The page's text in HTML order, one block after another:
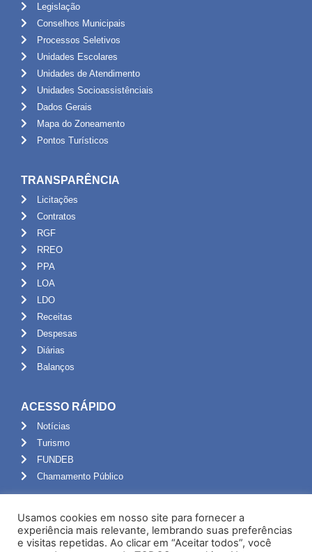
Legislação
Conselhos Municipais
Processos Seletivos
Unidades Escolares
Unidades de Atendimento
Unidades Socioassistênciais
Dados Gerais
Mapa do Zoneamento
Pontos Turísticos
TRANSPARÊNCIA
Licitações
Contratos
RGF
RREO
PPA
LOA
LDO
Receitas
Despesas
Diárias
Balanços
ACESSO RÁPIDO
Notícias
Turismo
FUNDEB
Chamamento Público
Portal do Servidor
Webmail
Usamos cookies em nosso site para fornecer a
experiência mais relevante, lembrando suas preferências
e visitas repetidas. Ao clicar em “Aceitar todos”, você